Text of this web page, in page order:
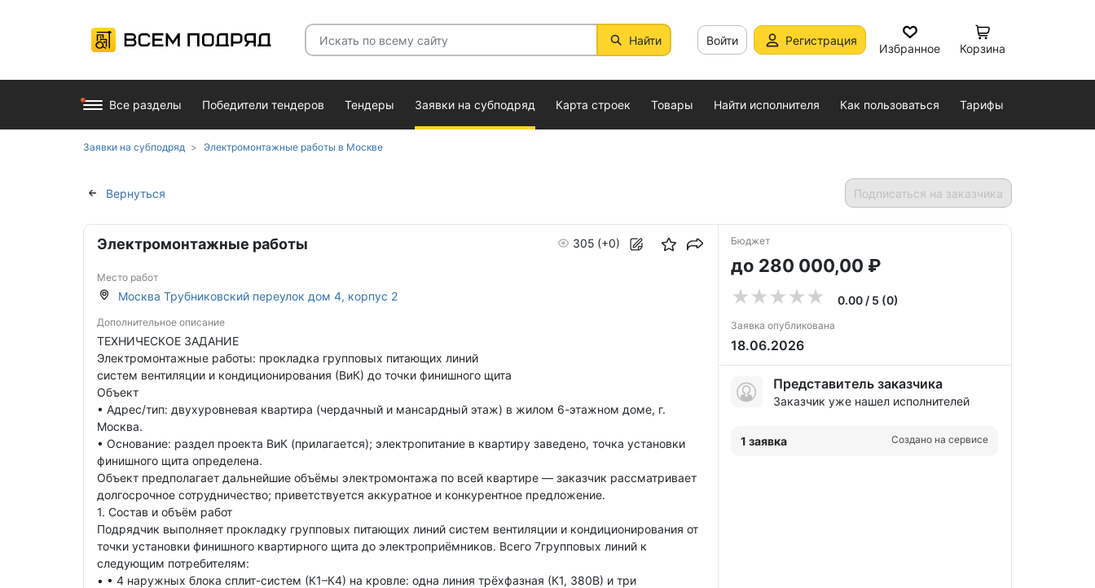
Найти Войти Регистрация
Избранное Корзина
Все разделы Победители тендеров Тендеры Заявки на субподряд Карта строек Товары Найти исполнителя Как пользоваться Тарифы
Заявки на субподряд Электромонтажные работы в Москве
Вернуться Подписаться на заказчика
Электромонтажные работы 305 (+0)
Место работ
Москва Трубниковский переулок дом 4, корпус 2
Дополнительное описание
ТЕХНИЧЕСКОЕ ЗАДАНИЕ
Электромонтажные работы: прокладка групповых питающих линий
систем вентиляции и кондиционирования (ВиК) до точки финишного щита
Объект
• Адрес/тип: двухуровневая квартира (чердачный и мансардный этаж) в жилом 6-этажном доме, г.
Москва.
• Основание: раздел проекта ВиК (прилагается); электропитание в квартиру заведено, точка установки
финишного щита определена.
Объект предполагает дальнейшие объёмы электромонтажа по всей квартире — заказчик рассматривает
долгосрочное сотрудничество; приветствуется аккуратное и конкурентное предложение.
1. Состав и объём работ
Подрядчик выполняет прокладку групповых питающих линий систем вентиляции и кондиционирования от
точки установки финишного квартирного щита до электроприёмников. Всего 7групповых линий к
следующим потребителям:
• • 4 наружных блока сплит-систем (К1–К4) на кровле: одна линия трёхфазная (К1, 380В) и три
Бюджет
до 280 000,00 ₽
0.00 / 5 (0)
Заявка опубликована
18.06.2026
Представитель заказчика
Заказчик уже нашел исполнителей
1 заявка Создано на сервисе